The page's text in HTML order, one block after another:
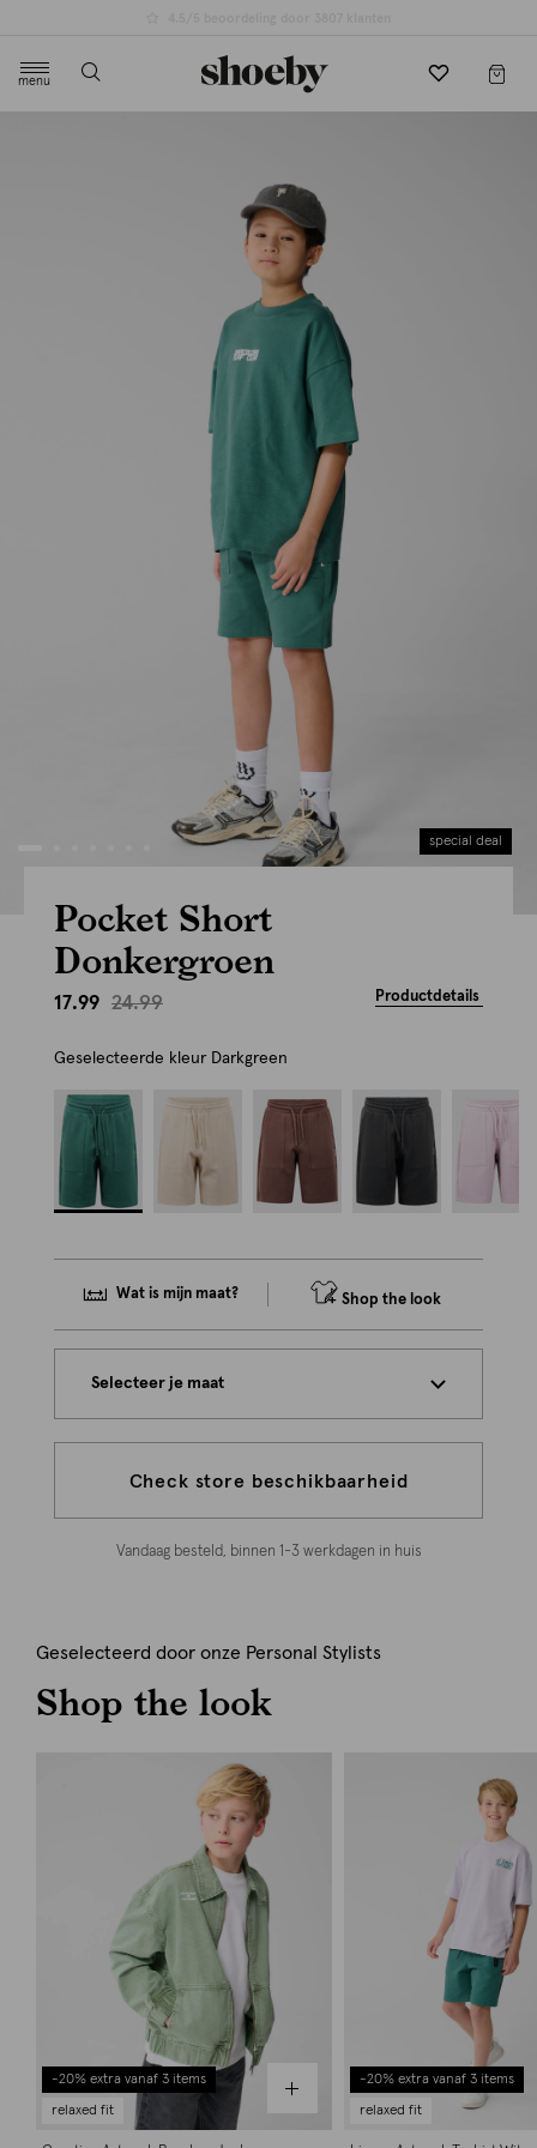
menu
special deal
Pocket Short
Donkergroen
17.99 24.99 Productdetails
Geselecteerde kleur Darkgreen
Wat is mijn maat? Shop the look
Selecteer je maat
Check store beschikbaarheid
Vandaag besteld, binnen 1-3 werkdagen in huis
Geselecteerd door onze Personal Stylists
Shop the look
-20% extra vanaf 3 items
relaxed fit
-20% extra vanaf 3 items
relaxed fit